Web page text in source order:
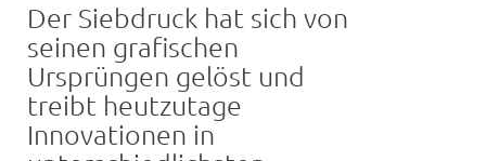
Der Siebdruck hat sich von
seinen grafischen
Ursprüngen gelöst und
treibt heutzutage
Innovationen in